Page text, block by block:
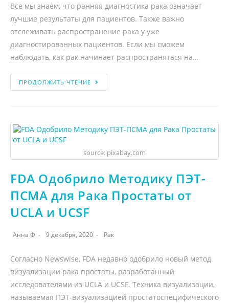
Все мы знаем, что ранняя диагностика рака означает
лучшие результаты для пациентов. Также важно
отслеживать распространение рака у уже
диагностированных пациентов. Если мы сможем
наблюдать, как рак начинает распространяться на…
ПРОДОЛЖИТЬ ЧТЕНИЕ
source: pixabay.com
FDA Одобрило Методику ПЭТ-
ПСМА для Рака Простаты от
UCLA и UCSF
Анна Ф 9 декабря, 2020 Рак
Согласно Newswise, FDA недавно одобрило новый метод
визуализации рака простаты, разработанный
исследователями из UCLA и UCSF. Техника визуализации,
называемая ПЭТ-визуализацией простатоспецифического